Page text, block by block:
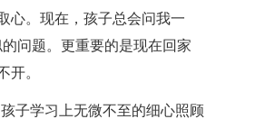
心。现在，孩子总会问我一
问题。更重要的是现在回家
开。
子学习上无微不至的细心照顾